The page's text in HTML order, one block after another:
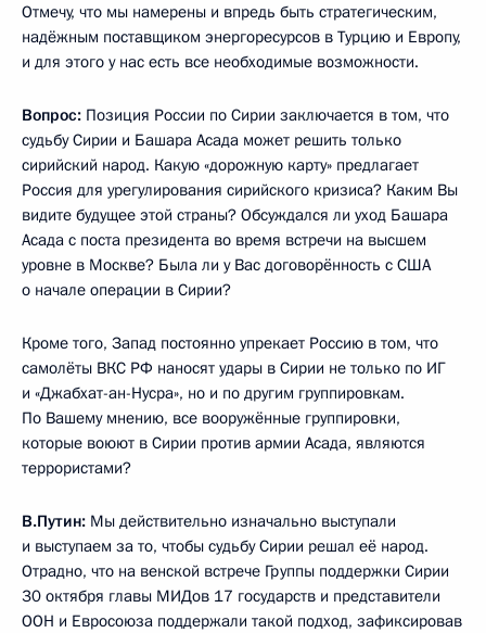
Отмечу, что мы намерены и впредь быть стратегическим,
надёжным поставщиком энергоресурсов в Турцию и Европу,
и для этого у нас есть все необходимые возможности.
Вопрос: Позиция России по Сирии заключается в том, что
судьбу Сирии и Башара Асада может решить только
сирийский народ. Какую «дорожную карту» предлагает
Россия для урегулирования сирийского кризиса? Каким Вы
видите будущее этой страны? Обсуждался ли уход Башара
Асада с поста президента во время встречи на высшем
уровне в Москве? Была ли у Вас договорённость с США
о начале операции в Сирии?
Кроме того, Запад постоянно упрекает Россию в том, что
самолёты ВКС РФ наносят удары в Сирии не только по ИГ
и «Джабхат-ан-Нусра», но и по другим группировкам.
По Вашему мнению, все вооружённые группировки,
которые воюют в Сирии против армии Асада, являются
террористами?
В.Путин: Мы действительно изначально выступали
и выступаем за то, чтобы судьбу Сирии решал её народ.
Отрадно, что на венской встрече Группы поддержки Сирии
30 октября главы МИДов 17 государств и представители
ООН и Евросоюза поддержали такой подход, зафиксировав